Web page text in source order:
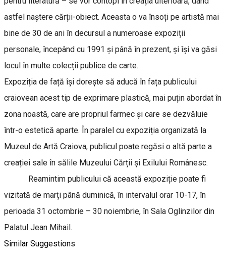
astfel naștere cărții-obiect. Aceasta o va însoți pe artistă mai
bine de 30 de ani în decursul a numeroase expoziții
personale, începând cu 1991 și până în prezent, și își va găsi
locul în multe colecții publice de carte.
Expoziția de față își dorește să aducă în fața publicului
craiovean acest tip de exprimare plastică, mai puțin abordat în
zona noastă, care are propriul farmec și care se dezvăluie
într-o estetică aparte. În paralel cu expoziția organizată la
Muzeul de Artă Craiova, publicul poate regăsi o altă parte a
creației sale în sălile Muzeului Cărții și Exilului Românesc.
Reamintim publicului că această expoziție poate fi
vizitată de marți până duminică, în intervalul orar 10-17, în
perioada 31 octombrie – 30 noiembrie, în Sala Oglinzilor din
Palatul Jean Mihail.
Similar Suggestions